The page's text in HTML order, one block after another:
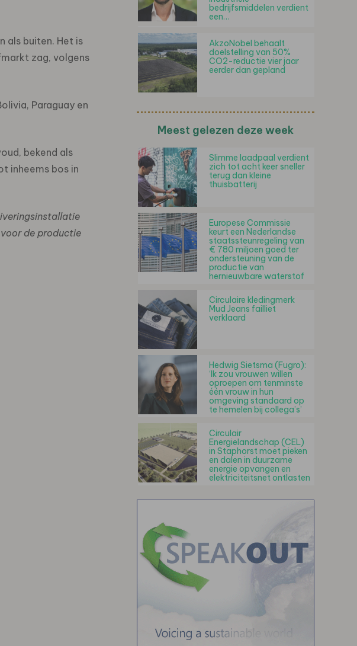
als buiten. Het is
zag, volgens
Paraguay en
bekend als
inheems bos in
de productie
bedrijfsmiddelen verdient
een…
AkzoNobel behaalt
doelstelling van 50%
CO2-reductie vier jaar
eerder dan gepland
Meest gelezen deze week
Slimme laadpaal verdient
zich tot acht keer sneller
terug dan kleine
thuisbatterij
Europese Commissie
keurt een Nederlandse
staatssteunregeling van
€ 780 miljoen goed ter
ondersteuning van de
productie van
hernieuwbare waterstof
Circulaire kledingmerk
Mud Jeans failliet
verklaard
Hedwig Sietsma (Fugro):
‘Ik zou vrouwen willen
oproepen om tenminste
één vrouw in hun
omgeving standaard op
te hemelen bij collega’s’
Circulair
Energielandschap (CEL)
in Staphorst moet pieken
en dalen in duurzame
energie opvangen en
elektriciteitsnet ontlasten